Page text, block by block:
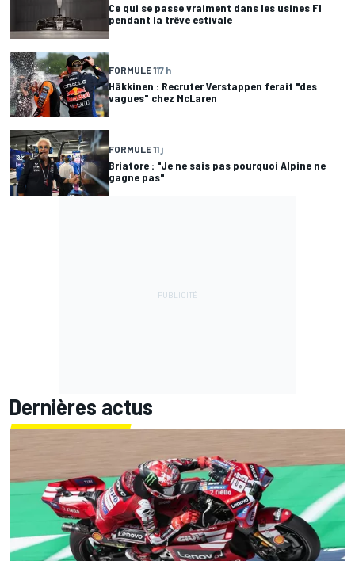
Ce qui se passe vraiment dans les usines F1
pendant la trêve estivale
FORMULE 117 h
Häkkinen : Recruter Verstappen ferait "des
vagues" chez McLaren
FORMULE 11 j
Briatore : "Je ne sais pas pourquoi Alpine ne
gagne pas"
Dernières actus